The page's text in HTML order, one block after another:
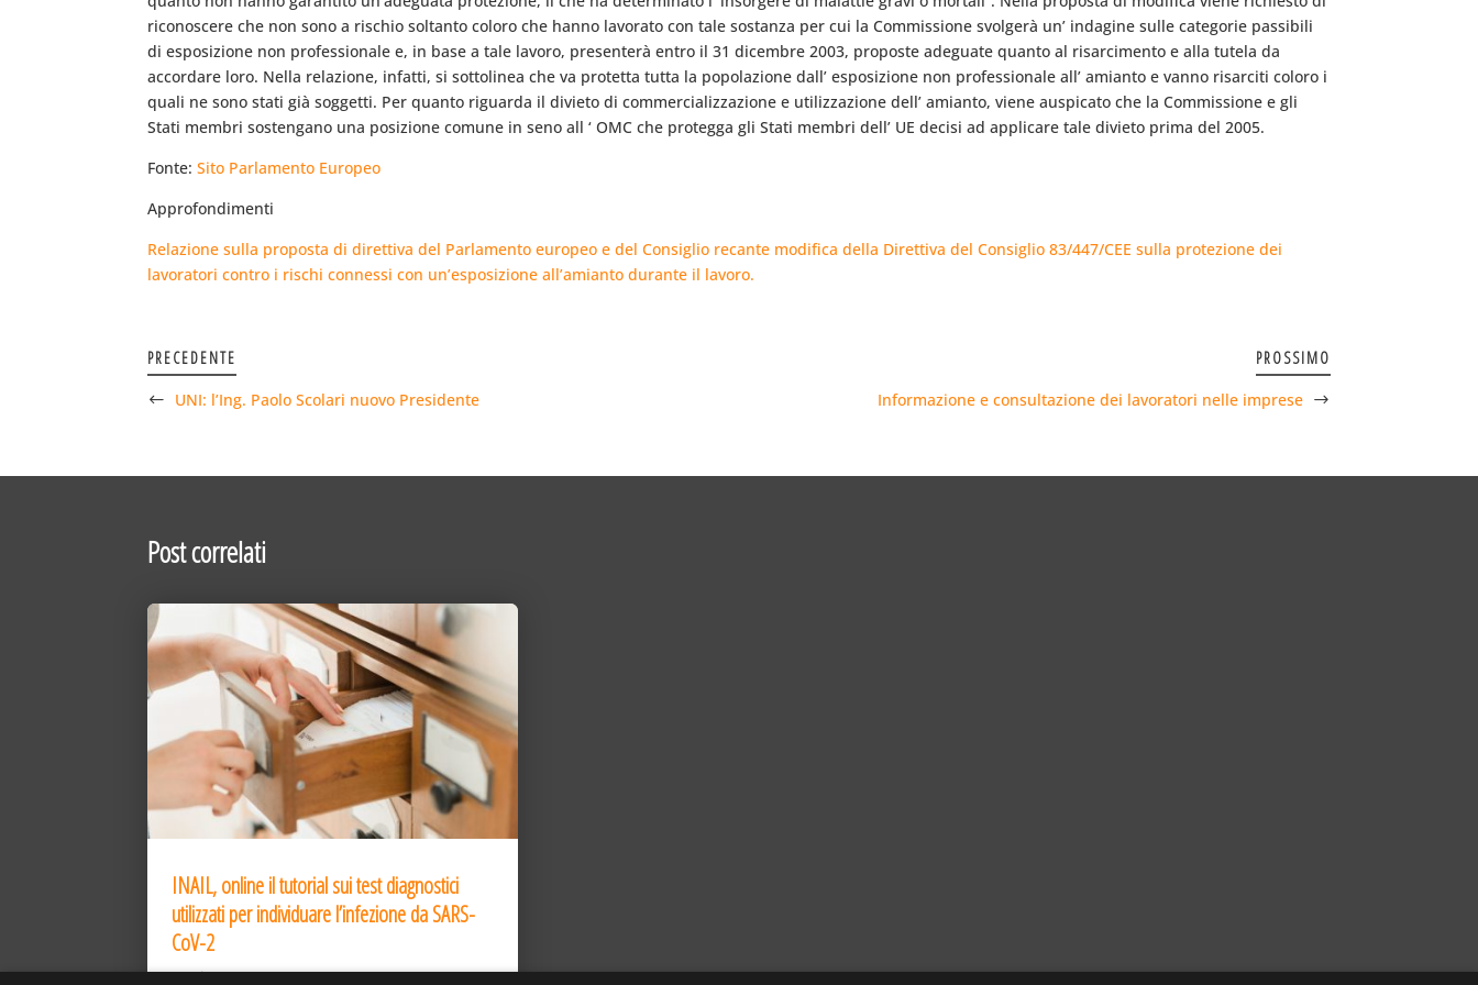
riconoscere che non sono a rischio soltanto coloro che hanno lavorato con tale sostanza per cui la Commissione svolgerà un’ indagine sulle categorie passibili
di esposizione non professionale e, in base a tale lavoro, presenterà entro il 31 dicembre 2003, proposte adeguate quanto al risarcimento e alla tutela da
accordare loro. Nella relazione, infatti, si sottolinea che va protetta tutta la popolazione dall’ esposizione non professionale all’ amianto e vanno risarciti coloro i
quali ne sono stati già soggetti. Per quanto riguarda il divieto di commercializzazione e utilizzazione dell’ amianto, viene auspicato che la Commissione e gli
Stati membri sostengano una posizione comune in seno all ‘ OMC che protegga gli Stati membri dell’ UE decisi ad applicare tale divieto prima del 2005.
Fonte:Sito Parlamento Europeo
Approfondimenti
Relazione sulla proposta di direttiva del Parlamento europeo e del Consiglio recante modifica della Direttiva del Consiglio 83/447/CEE sulla protezione dei
lavoratori contro i rischi connessi con un’esposizione all’amianto durante il lavoro.
PRECEDENTE
UNI: l’Ing. Paolo Scolari nuovo Presidente
PROSSIMO
Informazione e consultazione dei lavoratori nelle imprese
Post correlati
INAIL, online il tutorial sui test diagnostici
utilizzati per individuare l’infezione da SARS-
CoV-2
31 Dic 2020